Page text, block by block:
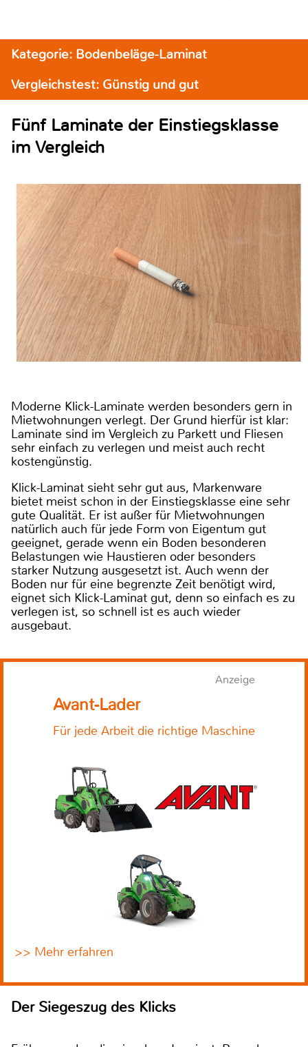
Kategorie: Bodenbeläge-Laminat
Vergleichstest: Günstig und gut
Fünf Laminate der Einstiegsklasse
im Vergleich
Moderne Klick-Laminate werden besonders gern in
Mietwohnungen verlegt. Der Grund hierfür ist klar:
Laminate sind im Vergleich zu Parkett und Fliesen
sehr einfach zu verlegen und meist auch recht
kostengünstig.
Klick-Laminat sieht sehr gut aus, Markenware
bietet meist schon in der Einstiegsklasse eine sehr
gute Qualität. Er ist außer für Mietwohnungen
natürlich auch für jede Form von Eigentum gut
geeignet, gerade wenn ein Boden besonderen
Belastungen wie Haustieren oder besonders
starker Nutzung ausgesetzt ist. Auch wenn der
Boden nur für eine begrenzte Zeit benötigt wird,
eignet sich Klick-Laminat gut, denn so einfach es zu
verlegen ist, so schnell ist es auch wieder
ausgebaut.
Anzeige
Avant-Lader
Für jede Arbeit die richtige Maschine
>> Mehr erfahren
Der Siegeszug des Klicks